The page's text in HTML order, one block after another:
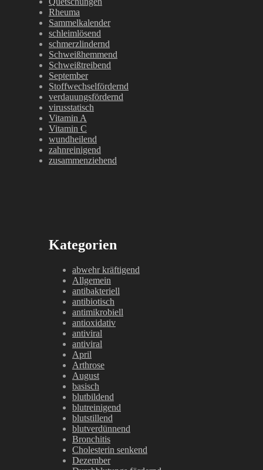
Rheuma
Sammelkalender
schleimlösend
schmerzlindernd
Schweißhemmend
Schweißtreibend
September
Stoffwechselfördernd
verdauungsfördernd
virusstatisch
Vitamin A
Vitamin C
wundheilend
zahnreinigend
zusammenziehend
Kategorien
abwehr kräftigend
Allgemein
antibakteriell
antibiotisch
antimikrobiell
antioxidativ
antiviral
antiviral
April
Arthrose
August
basisch
blutbildend
blutreinigend
blutstillend
blutverdünnend
Bronchitis
Cholesterin senkend
Dezember